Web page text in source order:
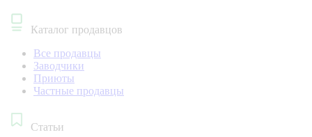
Каталог продавцов
Все продавцы
Заводчики
Приюты
Частные продавцы
Статьи